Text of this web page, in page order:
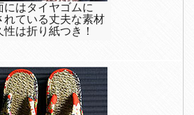
にはタイヤゴムに
れている丈夫な素材
性は折り紙つき！